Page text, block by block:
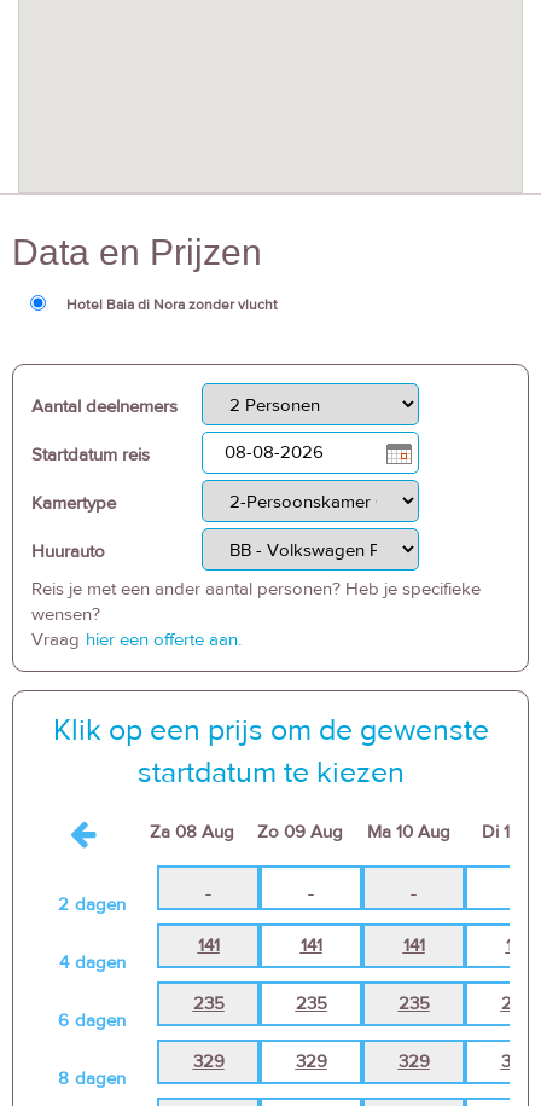
Data en Prijzen
Hotel Baia di Nora zonder vlucht
Aantal deelnemers
Startdatum reis
Kamertype
Huurauto
Reis je met een ander aantal personen? Heb je specifieke
wensen?
Vraag hier een offerte aan.
Klik op een prijs om de gewenste
startdatum te kiezen
Za 08 Aug Zo 09 Aug Ma 10 Aug Di 11
2 dagen
4 dagen
141 141 141 141
6 dagen
235 235 235 235
8 dagen
329 329 329 329